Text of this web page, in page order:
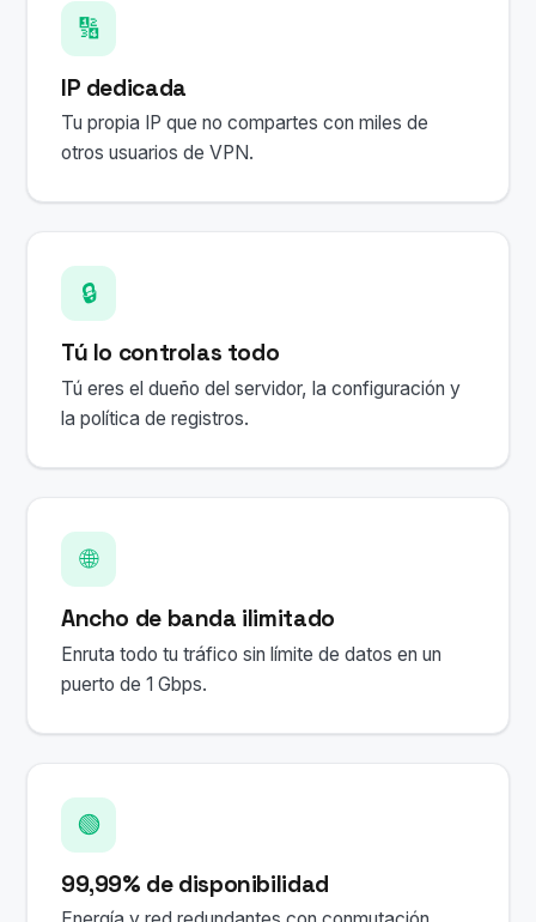
🔢
IP dedicada
Tu propia IP que no compartes con miles de
otros usuarios de VPN.
🔒
Tú lo controlas todo
Tú eres el dueño del servidor, la configuración y
la política de registros.
🌐
Ancho de banda ilimitado
Enruta todo tu tráfico sin límite de datos en un
puerto de 1 Gbps.
🟢
99,99% de disponibilidad